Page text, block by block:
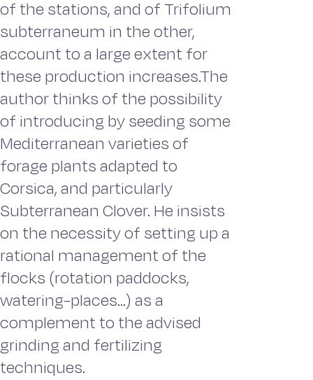
of the stations, and of Trifolium
subterraneum in the other,
account to a large extent for
these production increases.The
author thinks of the possibility
of introducing by seeding some
Mediterranean varieties of
forage plants adapted to
Corsica, and particularly
Subterranean Clover. He insists
on the necessity of setting up a
rational management of the
flocks (rotation paddocks,
watering-places...) as a
complement to the advised
grinding and fertilizing
techniques.